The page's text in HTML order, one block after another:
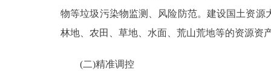
物等垃圾污染物监测、风险防范。建设国土资
林地、农田、草地、水面、荒山荒地等的资源资
(二)精准调控